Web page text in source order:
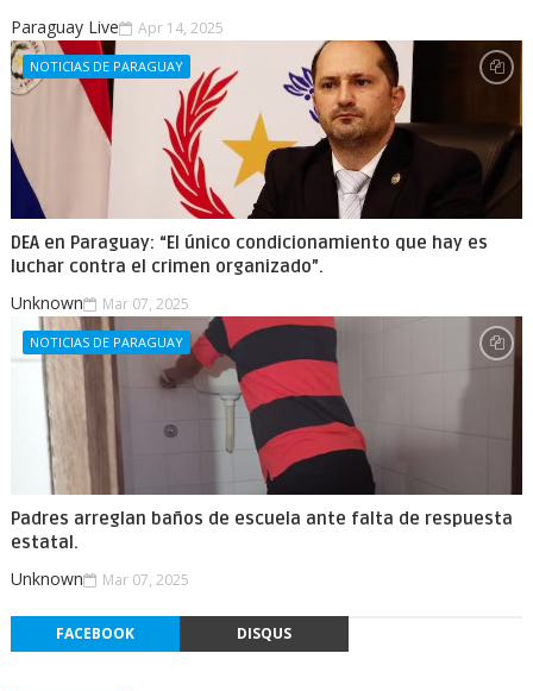
Paraguay Live Apr 14, 2025
NOTICIAS DE PARAGUAY
DEA en Paraguay: “El único condicionamiento que hay es
luchar contra el crimen organizado”.
Unknown Mar 07, 2025
NOTICIAS DE PARAGUAY
Padres arreglan baños de escuela ante falta de respuesta
estatal.
Unknown Mar 07, 2025
FACEBOOK DISQUS